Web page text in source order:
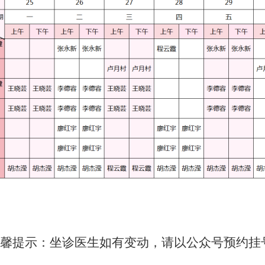
提示：坐诊医生如有变动，请以公众号预约挂